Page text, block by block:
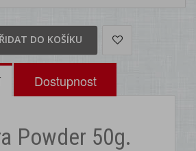
DO KOŠÍKU
Dostupnost
Powder 50g.